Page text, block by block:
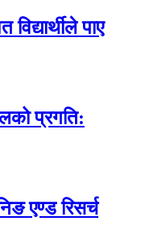
पाए
प्रगति:
एण्ड रिसर्च